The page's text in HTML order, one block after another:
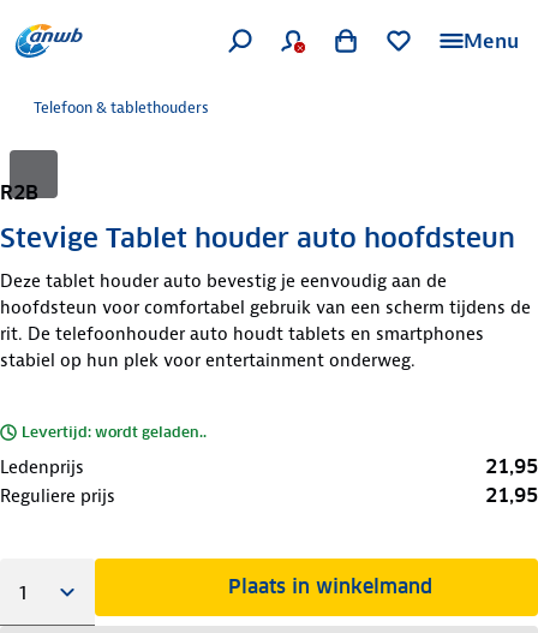
Menu
Telefoon & tablethouders
R2B
Stevige Tablet houder auto hoofdsteun
Deze tablet houder auto bevestig je eenvoudig aan de
hoofdsteun voor comfortabel gebruik van een scherm tijdens de
rit. De telefoonhouder auto houdt tablets en smartphones
stabiel op hun plek voor entertainment onderweg.
Levertijd: wordt geladen..
Ledenprijs 21,95
Reguliere prijs 21,95
Plaats in winkelmand